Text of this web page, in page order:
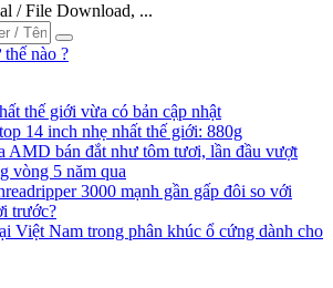
/ File Download, ...
nào ?
thế giới vừa có bản cập nhật
14 inch nhẹ nhất thế giới: 880g
AMD bán đắt như tôm tươi, lần đầu vượt
vòng 5 năm qua
3000 mạnh gần gấp đôi so với
trước?
Việt Nam trong phân khúc ổ cứng dành cho